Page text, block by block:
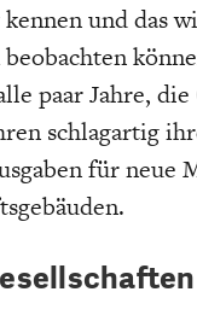
und das
paar Jahre, die
schlagartig
für neue